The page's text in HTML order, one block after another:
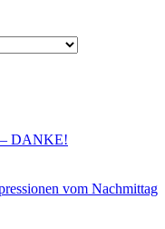
DANKE!
vom Nachmittag